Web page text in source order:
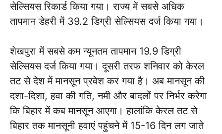
सेल्सियस रिकार्ड किया गया। राज्य में सबसे अधिक
तापमान डेहरी में 39.2 डिग्री सेल्सियस दर्ज किया गया।
शेखपुरा में सबसे कम न्यूनतम तापमान 19.9 डिग्री
सेल्सियस दर्ज किया गया। दूसरी तरफ शनिवार को केरल
तट से देश में मानसून प्रवेश कर गया है। अब मानसून की
दशा-दिशा, हवा की गति, नमी और बादलों पर निर्भर करेगा
कि बिहार में कब मानसून आएगा। हालांकि केरल तट से
बिहार तक मानसूनी हवाएं पहुंचने में 15-16 दिन लग जाते